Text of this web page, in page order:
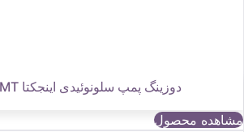
دوزینگ پمپ سلونوئیدی اینجکتا ATHENA MT
مشاهده محصول